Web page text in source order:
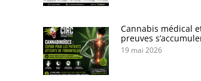
Cannabis médical
preuves
19 mai 2026